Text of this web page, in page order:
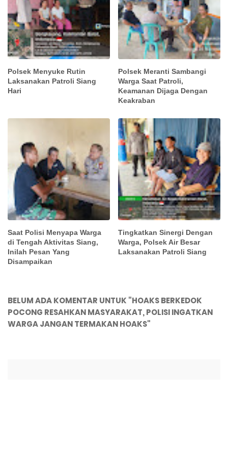
Polsek Menyuke Rutin
Laksanakan Patroli Siang
Hari
Polsek Meranti Sambangi
Warga Saat Patroli,
Keamanan Dijaga Dengan
Keakraban
Saat Polisi Menyapa Warga
di Tengah Aktivitas Siang,
Inilah Pesan Yang
Disampaikan
Tingkatkan Sinergi Dengan
Warga, Polsek Air Besar
Laksanakan Patroli Siang
BELUM ADA KOMENTAR UNTUK "HOAKS BERKEDOK
POCONG RESAHKAN MASYARAKAT, POLISI INGATKAN
WARGA JANGAN TERMAKAN HOAKS"